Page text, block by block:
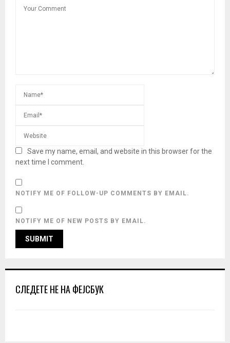
Save my name, email, and website in this browser for the
next time I comment.
NOTIFY ME OF FOLLOW-UP COMMENTS BY EMAIL.
NOTIFY ME OF NEW POSTS BY EMAIL.
СЛЕДЕТЕ НЕ НА ФЕЈСБУК